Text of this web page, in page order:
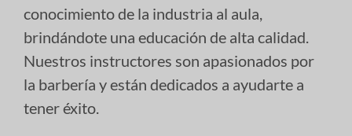
conocimiento de la industria al aula,
brindándote una educación de alta calidad.
Nuestros instructores son apasionados por
la barbería y están dedicados a ayudarte a
tener éxito.